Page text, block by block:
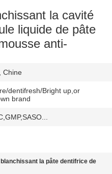
la cavité
liquide de pâte
anti-
Chine
dentifresh/Bright up,or
brand
blanchissant la pâte dentifrice de